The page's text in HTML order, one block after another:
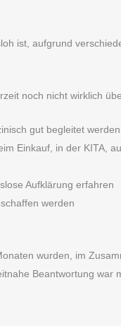
ist, aufgrund
noch nicht wirklich
gut begleitet
Einkauf, in der KITA,
Aufklärung erfahren
werden
wurden, im
Beantwortung